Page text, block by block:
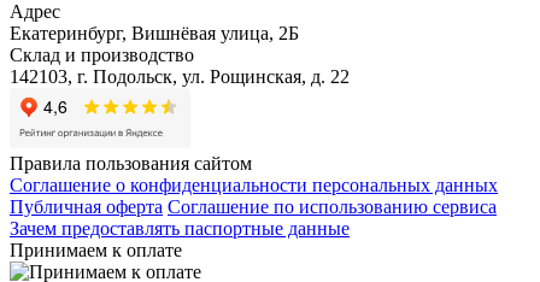
Адрес
Екатеринбург, Вишнёвая улица, 2Б
Склад и производство
142103, г. Подольск, ул. Рощинская, д. 22
Правила пользования сайтом
Соглашение о конфиденциальности персональных данных
Публичная оферта Соглашение по использованию сервиса
Зачем предоставлять паспортные данные
Принимаем к оплате